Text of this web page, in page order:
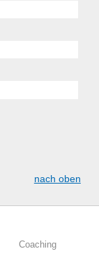
nach oben
Coaching